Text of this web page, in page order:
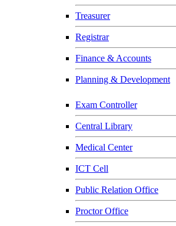
Treasurer
Registrar
Finance & Accounts
Planning & Development
Exam Controller
Central Library
Medical Center
ICT Cell
Public Relation Office
Proctor Office